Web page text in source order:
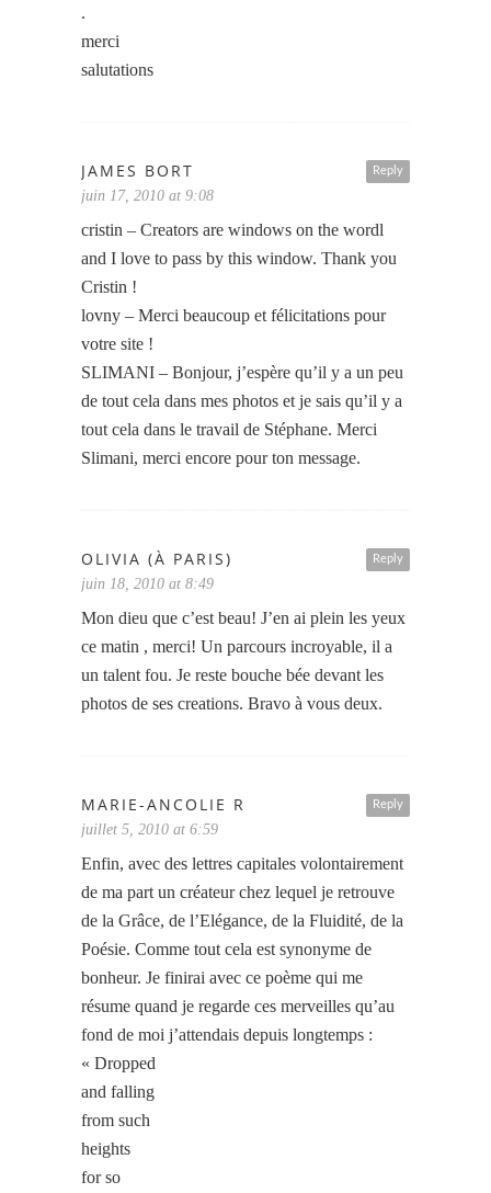
.
merci
salutations
Reply
JAMES BORT
juin 17, 2010 at 9:08
cristin – Creators are windows on the wordl
and I love to pass by this window. Thank you
Cristin !
lovny – Merci beaucoup et félicitations pour
votre site !
SLIMANI – Bonjour, j’espère qu’il y a un peu
de tout cela dans mes photos et je sais qu’il y a
tout cela dans le travail de Stéphane. Merci
Slimani, merci encore pour ton message.
Reply
OLIVIA (À PARIS)
juin 18, 2010 at 8:49
Mon dieu que c’est beau! J’en ai plein les yeux
ce matin , merci! Un parcours incroyable, il a
un talent fou. Je reste bouche bée devant les
photos de ses creations. Bravo à vous deux.
Reply
MARIE-ANCOLIE R
juillet 5, 2010 at 6:59
Enfin, avec des lettres capitales volontairement
de ma part un créateur chez lequel je retrouve
de la Grâce, de l’Elégance, de la Fluidité, de la
Poésie. Comme tout cela est synonyme de
bonheur. Je finirai avec ce poème qui me
résume quand je regarde ces merveilles qu’au
fond de moi j’attendais depuis longtemps :
« Dropped
and falling
from such
heights
for so